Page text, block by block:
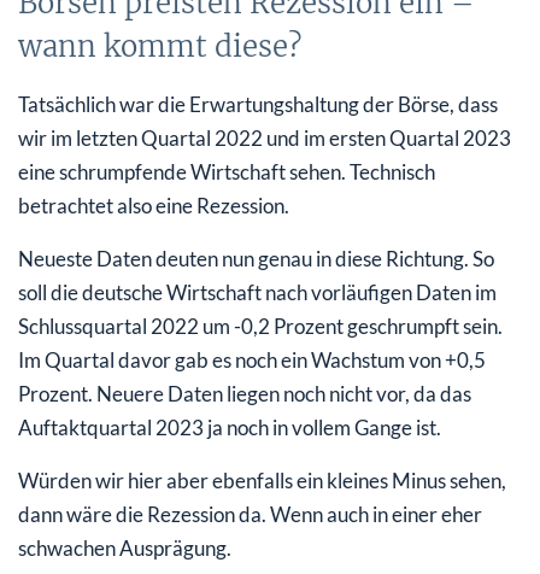
wann kommt diese?
Tatsächlich war die Erwartungshaltung der Börse, dass
wir im letzten Quartal 2022 und im ersten Quartal 2023
eine schrumpfende Wirtschaft sehen. Technisch
betrachtet also eine Rezession.
Neueste Daten deuten nun genau in diese Richtung. So
soll die deutsche Wirtschaft nach vorläufigen Daten im
Schlussquartal 2022 um -0,2 Prozent geschrumpft sein.
Im Quartal davor gab es noch ein Wachstum von +0,5
Prozent. Neuere Daten liegen noch nicht vor, da das
Auftaktquartal 2023 ja noch in vollem Gange ist.
Würden wir hier aber ebenfalls ein kleines Minus sehen,
dann wäre die Rezession da. Wenn auch in einer eher
schwachen Ausprägung.